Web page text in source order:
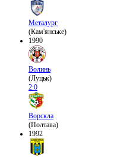
Металург
(Кам'янське)
1990
Волинь
(Луцьк)
2:0
Ворскла
(Полтава)
1992